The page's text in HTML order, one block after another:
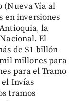
(Nueva Vía al
en inversiones
la
El
de $1 billón
millones para
para el Tramo
Invías
tramos